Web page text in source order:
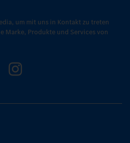
um mit uns in Kontakt zu treten
Marke, Produkte und Services von